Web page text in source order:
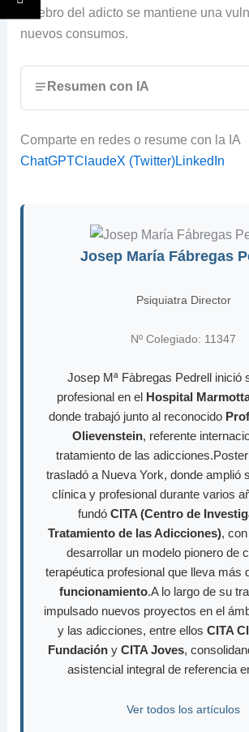
cerebro del adicto se mantiene una
nuevos consumos.
Resumen con IA
Comparte en redes o resume con la IA
ChatGPTClaudeX (Twitter)LinkedIn
Josep María Fábregas
Psiquiatra Director
Nº Colegiado: 11347
Josep Mª Fàbregas Pedrell inició
profesional en el Hospital
donde trabajó junto al reconocido
Olievenstein, referente
tratamiento de las
trasladó a Nueva York, donde amplió
clínica y profesional durante varios
fundó CITA (Centro de
Tratamiento de las Adicciones),
desarrollar un modelo pionero de
terapéutica profesional que lleva más
funcionamiento.A lo largo de su
impulsado nuevos proyectos en el
y las adicciones, entre ellos CITA
Fundación y CITA Joves,
asistencial integral de referencia
Ver todos los artículos